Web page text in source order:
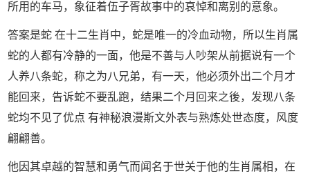
所用的车马，象征着伍子胥故事中的哀悼和离别的意象。
答案是蛇 在十二生肖中，蛇是唯一的冷血动物，所以生肖属
蛇的人都有冷静的一面，他是不善与人吵架从前据说有一个
人养八条蛇，称之为八兄弟，有一天，他必须外出二个月才
能回来，告诉蛇不要乱跑，结果二个月回来之後，发现八条
蛇均不见了优点 有神秘浪漫斯文外表与熟炼处世态度，风度
翩翩善。
他因其卓越的智慧和勇气而闻名于世关于他的生肖属相，在